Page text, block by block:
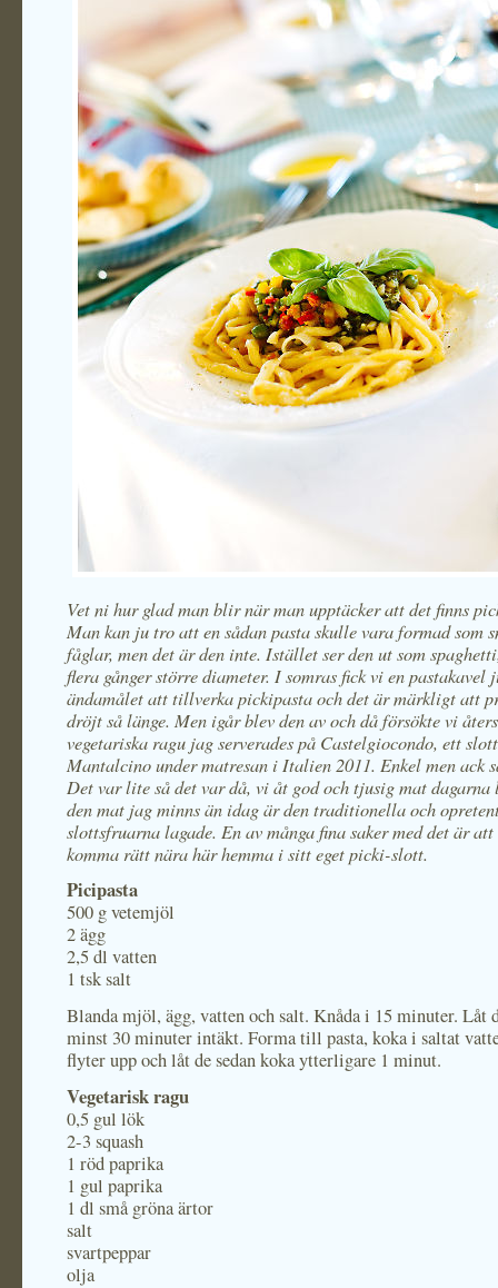
Vet ni hur glad man blir när man upptäcker att det finns
Man kan ju tro att en sådan pasta skulle vara formad som
fåglar, men det är den inte. Istället ser den ut som
flera gånger större diameter. I somras fick vi en pastakavel
ändamålet att tillverka pickipasta och det är märkligt att
dröjt så länge. Men igår blev den av och då försökte vi
vegetariska ragu jag serverades på Castelgiocondo, ett
Mantalcino under matresan i Italien 2011. Enkel men ack
Det var lite så det var då, vi åt god och tjusig mat dagarna
den mat jag minns än idag är den traditionella och
slottsfruarna lagade. En av många fina saker med det är att
komma rätt nära här hemma i sitt eget picki-slott.
Picipasta
500 g vetemjöl
2 ägg
2,5 dl vatten
1 tsk salt
Blanda mjöl, ägg, vatten och salt. Knåda i 15 minuter. Låt
minst 30 minuter intäkt. Forma till pasta, koka i saltat
flyter upp och låt de sedan koka ytterligare 1 minut.
Vegetarisk ragu
0,5 gul lök
2-3 squash
1 röd paprika
1 gul paprika
1 dl små gröna ärtor
salt
svartpeppar
olja